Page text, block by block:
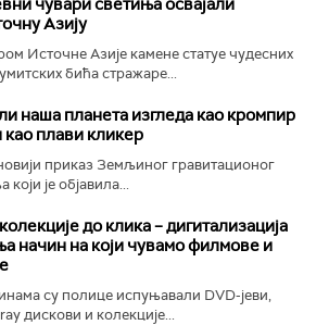
Азију
Источне Азије камене статуе чудесних
бића стражаре...
наша планета изгледа као кромпир
као плави кликер
приказ Земљиног гравитационог
који је објавила...
до клика – дигитализација
начин на који чувамо филмове и
су полице испуњавали DVD-јеви,
дискови и колекције...